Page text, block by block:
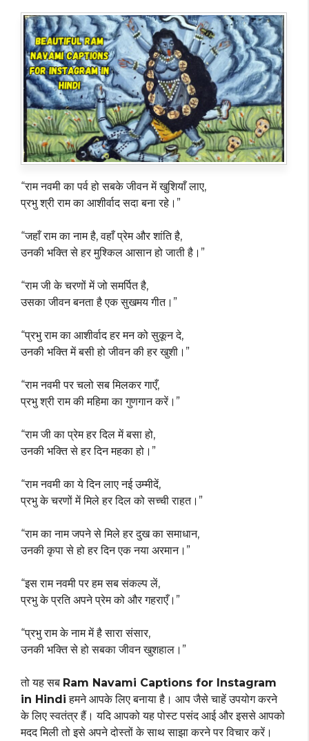
“राम नवमी का पर्व हो सबके जीवन में खुशियाँ लाए,
प्रभु श्री राम का आशीर्वाद सदा बना रहे।”
“जहाँ राम का नाम है, वहाँ प्रेम और शांति है,
उनकी भक्ति से हर मुश्किल आसान हो जाती है।”
“राम जी के चरणों में जो समर्पित है,
उसका जीवन बनता है एक सुखमय गीत।”
“प्रभु राम का आशीर्वाद हर मन को सुकून दे,
उनकी भक्ति में बसी हो जीवन की हर खुशी।”
“राम नवमी पर चलो सब मिलकर गाएँ,
प्रभु श्री राम की महिमा का गुणगान करें।”
“राम जी का प्रेम हर दिल में बसा हो,
उनकी भक्ति से हर दिन महका हो।”
“राम नवमी का ये दिन लाए नई उम्मीदें,
प्रभु के चरणों में मिले हर दिल को सच्ची राहत।”
“राम का नाम जपने से मिले हर दुख का समाधान,
उनकी कृपा से हो हर दिन एक नया अरमान।”
“इस राम नवमी पर हम सब संकल्प लें,
प्रभु के प्रति अपने प्रेम को और गहराएँ।”
“प्रभु राम के नाम में है सारा संसार,
उनकी भक्ति से हो सबका जीवन खुशहाल।”
तो यह सब Ram Navami Captions for Instagram
in Hindi हमने आपके लिए बनाया है। आप जैसे चाहें उपयोग करने
के लिए स्वतंत्र हैं। यदि आपको यह पोस्ट पसंद आई और इससे आपको
मदद मिली तो इसे अपने दोस्तों के साथ साझा करने पर विचार करें।